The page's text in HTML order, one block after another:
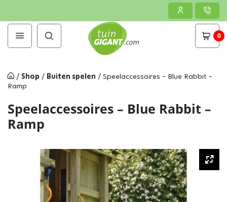
0
/ Shop / Buiten spelen / Speelaccessoires – Blue Rabbit –
Ramp
Speelaccessoires – Blue Rabbit –
Ramp